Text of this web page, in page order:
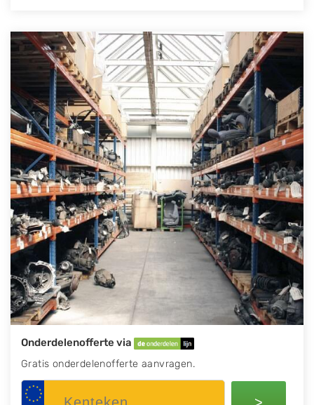
Onderdelenofferte via
Gratis onderdelenofferte aanvragen.
>